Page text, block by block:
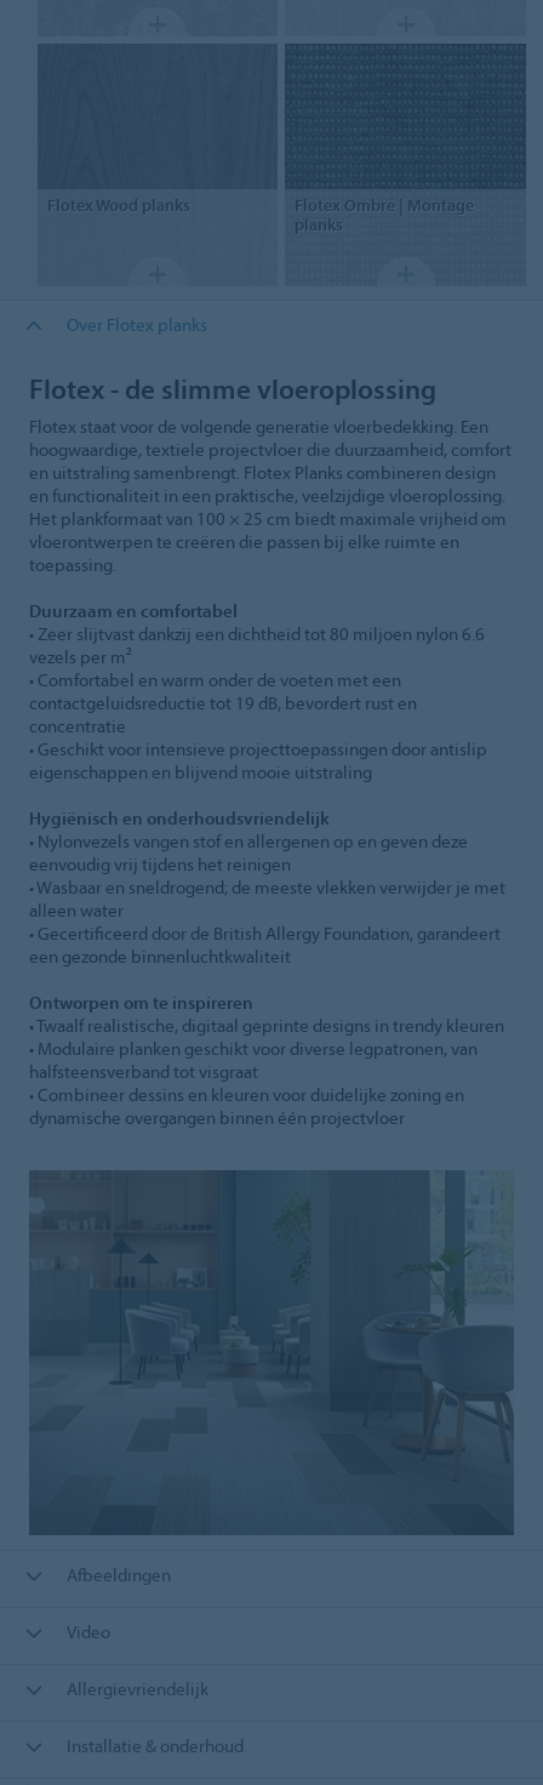
Flotex Wood planks Flotex Ombré | Montage
planks
Over Flotex planks
Flotex - de slimme vloeroplossing
Flotex staat voor de volgende generatie vloerbedekking. Een
hoogwaardige, textiele projectvloer die duurzaamheid, comfort
en uitstraling samenbrengt. Flotex Planks combineren design
en functionaliteit in een praktische, veelzijdige vloeroplossing.
Het plankformaat van 100 × 25 cm biedt maximale vrijheid om
vloerontwerpen te creëren die passen bij elke ruimte en
toepassing.
Duurzaam en comfortabel
• Zeer slijtvast dankzij een dichtheid tot 80 miljoen nylon 6.6
vezels per m²
• Comfortabel en warm onder de voeten met een
contactgeluidsreductie tot 19 dB, bevordert rust en
concentratie
• Geschikt voor intensieve projecttoepassingen door antislip
eigenschappen en blijvend mooie uitstraling
Hygiënisch en onderhoudsvriendelijk
• Nylonvezels vangen stof en allergenen op en geven deze
eenvoudig vrij tijdens het reinigen
• Wasbaar en sneldrogend; de meeste vlekken verwijder je met
alleen water
• Gecertificeerd door de British Allergy Foundation, garandeert
een gezonde binnenluchtkwaliteit
Ontworpen om te inspireren
• Twaalf realistische, digitaal geprinte designs in trendy kleuren
• Modulaire planken geschikt voor diverse legpatronen, van
halfsteensverband tot visgraat
• Combineer dessins en kleuren voor duidelijke zoning en
dynamische overgangen binnen één projectvloer
Afbeeldingen
Video
Allergievriendelijk
Installatie & onderhoud